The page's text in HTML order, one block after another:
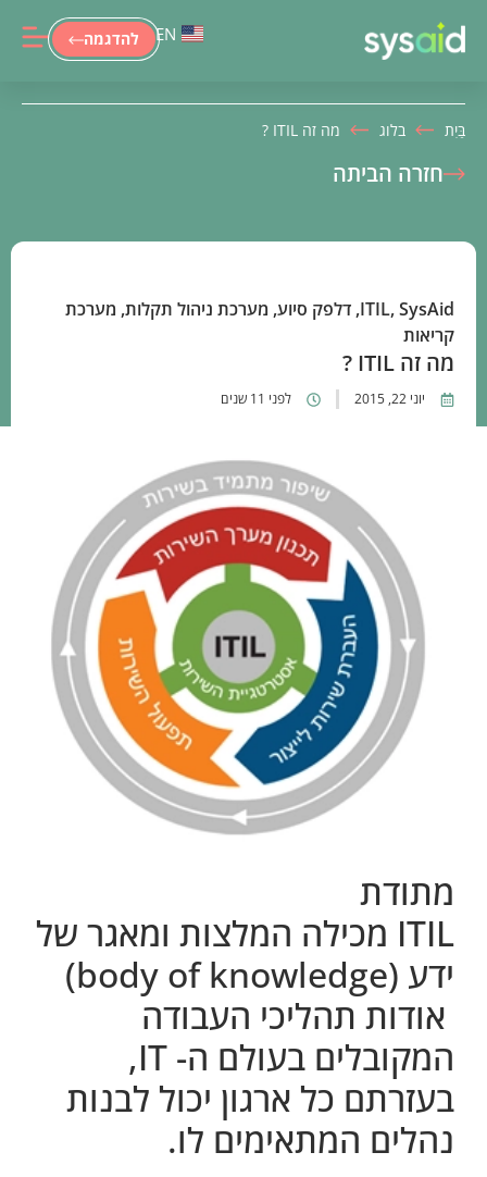
להדגמה EN
בַּיִת בלוג מה זה ITIL ?
חזרה הביתה
ITIL,SysAid
, דלפק סיוע, מערכת ניהול תקלות, מערכת
קריאות
מה זה ITIL ?
יוני 22, 2015 לפני 11 שנים
מתודת
ITIL מכילה המלצות ומאגר של
ידע (body of knowledge)
אודות תהליכי העבודה
המקובלים בעולם ה- IT,
בעזרתם כל ארגון יכול לבנות
נהלים המתאימים לו.